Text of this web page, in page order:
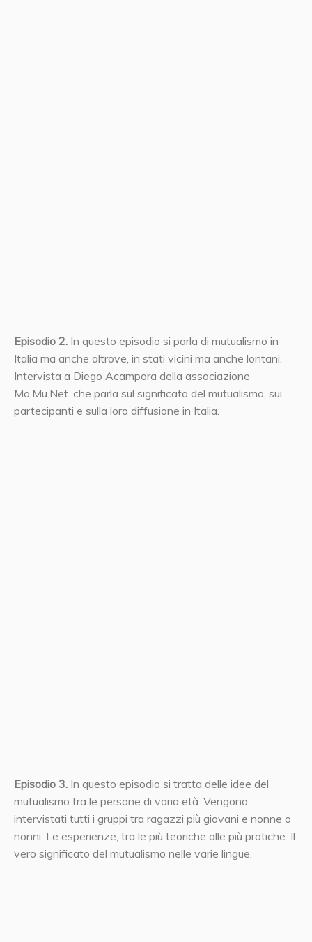
Episodio 2. In questo episodio si parla di mutualismo in
Italia ma anche altrove, in stati vicini ma anche lontani.
Intervista a Diego Acampora della associazione
Mo.Mu.Net. che parla sul significato del mutualismo, sui
partecipanti e sulla loro diffusione in Italia.
Episodio 3. In questo episodio si tratta delle idee del
mutualismo tra le persone di varia età. Vengono
intervistati tutti i gruppi tra ragazzi più giovani e nonne o
nonni. Le esperienze, tra le più teoriche alle più pratiche. Il
vero significato del mutualismo nelle varie lingue.